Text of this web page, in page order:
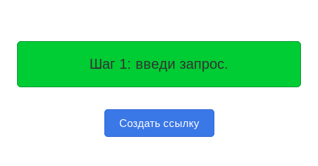
Шаг 1: введи запрос.
Создать ссылку